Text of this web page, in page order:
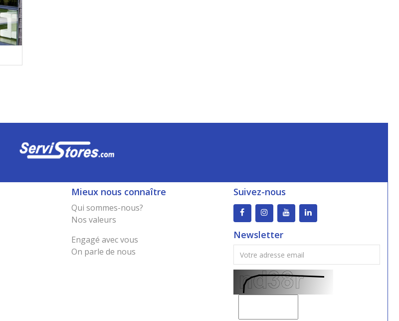
Mieux nous connaître
Qui sommes-nous?
Nos valeurs
Engagé avec vous
On parle de nous
Suivez-nous
Newsletter